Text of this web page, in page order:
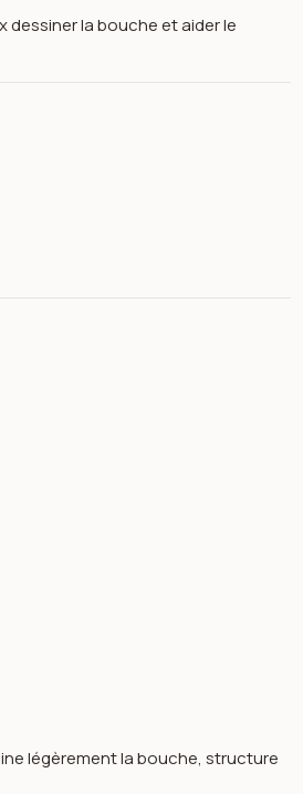
la bouche et aider le
légèrement la bouche, structure